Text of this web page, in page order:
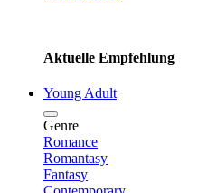
Aktuelle Empfehlung
Young Adult
Genre
Romance
Romantasy
Fantasy